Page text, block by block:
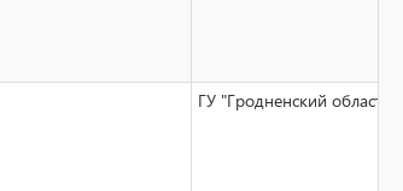
ГУ "Гродненский